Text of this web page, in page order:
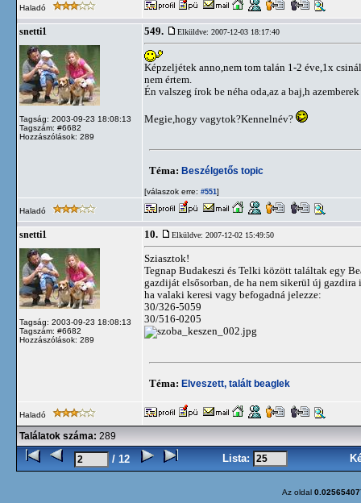
Haladó
snetti1
Tagság: 2003-09-23 18:08:13
Tagszám: #6682
Hozzászólások: 289
549. Elküldve: 2007-12-03 18:17:40
Képzeljétek anno,nem tom talán 1-2 éve,1x
nem értem.
Én valszeg írok be néha oda,az a baj,h
Megie,hogy vagytok?Kennelnév?
Téma: Beszélgetős topic
[válaszok erre: #551]
Haladó
snetti1
Tagság: 2003-09-23 18:08:13
Tagszám: #6682
Hozzászólások: 289
10. Elküldve: 2007-12-02 15:49:50
Sziasztok!
Tegnap Budakeszi és Telki között találtak egy
gazdiját elsősorban, de ha nem sikerül új gazdira
ha valaki keresi vagy befogadná jelezze:
30/326-5059
30/516-0205
Téma: Elveszett, talált beaglek
Haladó
Találatok száma: 289
/ 12 Lista:
Az oldal